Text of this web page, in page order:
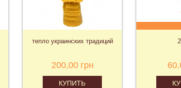
тепло украинских традиций
200,00 грн
КУПИТЬ